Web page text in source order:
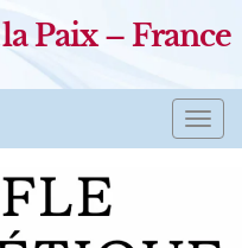
Paix – France